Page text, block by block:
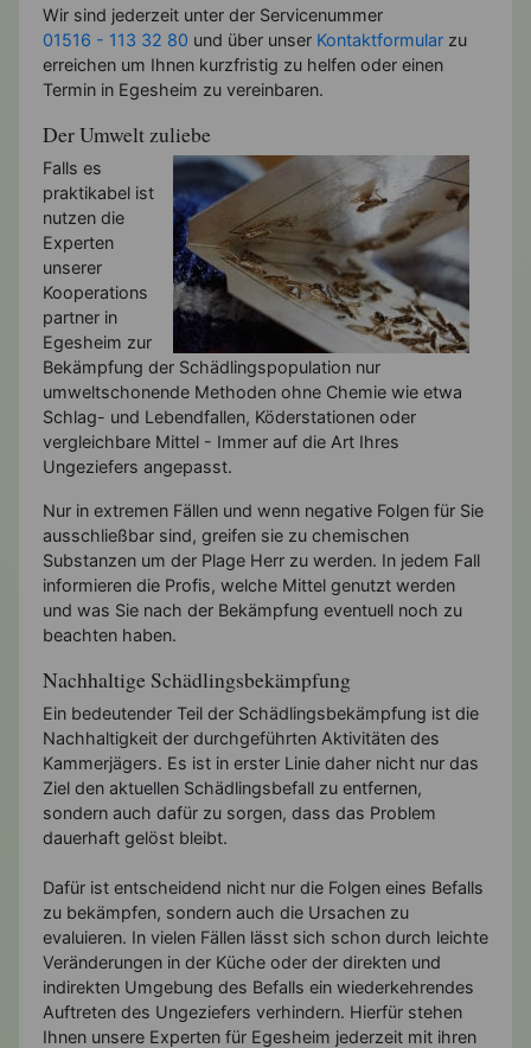
Wir sind jederzeit unter der Servicenummer
01516 - 113 32 80 und über unser Kontaktformular zu
erreichen um Ihnen kurzfristig zu helfen oder einen
Termin in Egesheim zu vereinbaren.
Der Umwelt zuliebe
Falls es
praktikabel ist
nutzen die
Experten
unserer
Kooperations
partner in
Egesheim zur
Bekämpfung der Schädlingspopulation nur
umweltschonende Methoden ohne Chemie wie etwa
Schlag- und Lebendfallen, Köderstationen oder
vergleichbare Mittel - Immer auf die Art Ihres
Ungeziefers angepasst.
Nur in extremen Fällen und wenn negative Folgen für Sie
ausschließbar sind, greifen sie zu chemischen
Substanzen um der Plage Herr zu werden. In jedem Fall
informieren die Profis, welche Mittel genutzt werden
und was Sie nach der Bekämpfung eventuell noch zu
beachten haben.
Nachhaltige Schädlingsbekämpfung
Ein bedeutender Teil der Schädlingsbekämpfung ist die
Nachhaltigkeit der durchgeführten Aktivitäten des
Kammerjägers. Es ist in erster Linie daher nicht nur das
Ziel den aktuellen Schädlingsbefall zu entfernen,
sondern auch dafür zu sorgen, dass das Problem
dauerhaft gelöst bleibt.
Dafür ist entscheidend nicht nur die Folgen eines Befalls
zu bekämpfen, sondern auch die Ursachen zu
evaluieren. In vielen Fällen lässt sich schon durch leichte
Veränderungen in der Küche oder der direkten und
indirekten Umgebung des Befalls ein wiederkehrendes
Auftreten des Ungeziefers verhindern. Hierfür stehen
Ihnen unsere Experten für Egesheim jederzeit mit ihren